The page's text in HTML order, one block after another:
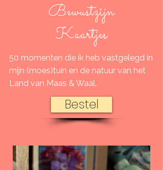
Bewustzijn
Kaartjes
50 momenten die ik heb vastgelegd in
mijn (moes)tuin en de natuur van het
Land van Maas & Waal.
Bestel